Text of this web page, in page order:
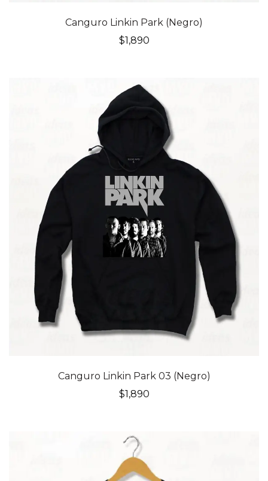
Canguro Linkin Park (Negro)
$1,890
Canguro Linkin Park 03 (Negro)
$1,890